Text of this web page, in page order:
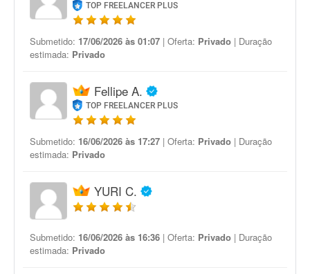
TOP FREELANCER PLUS
Submetido: 17/06/2026 às 01:07 | Oferta: Privado | Duração
estimada: Privado
Fellipe A.
TOP FREELANCER PLUS
Submetido: 16/06/2026 às 17:27 | Oferta: Privado | Duração
estimada: Privado
YURI C.
Submetido: 16/06/2026 às 16:36 | Oferta: Privado | Duração
estimada: Privado